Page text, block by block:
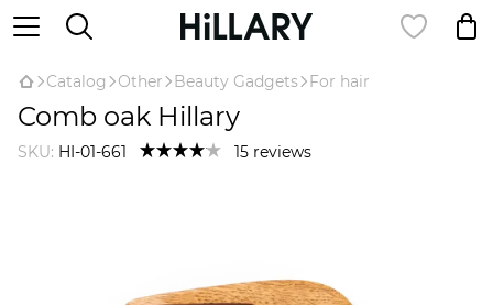
Catalog Оther Beauty Gadgets For hair
Comb oak Hillary
SKU: HI-01-661 15 reviews